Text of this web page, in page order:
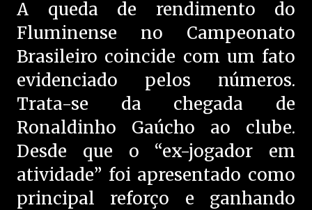
A queda de rendimento do
Fluminense no Campeonato
Brasileiro coincide com um fato
evidenciado pelos números.
Trata-se da chegada de
Ronaldinho Gaúcho ao clube.
Desde que o “ex-jogador em
atividade” foi apresentado como
principal reforço e ganhando